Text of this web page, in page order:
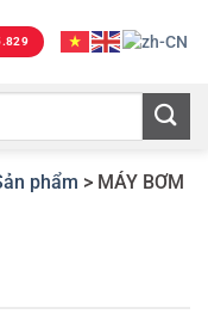
phẩm > MÁY BƠM